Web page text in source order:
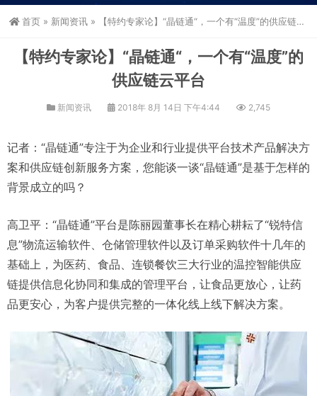
首页 » 新闻资讯 » 【特约专家论】“晶链通“，一个有“温度”的供应链云平台
【特约专家论】“晶链通“，一个有“温度”的
供应链云平台
新闻资讯 2018年 8月 14日 下午4:44 2,745
记者：“晶链通”专注于为企业和行业提供平台技术产品解决方
案和供应链创新服务方案，您能谈一谈“晶链通”是基于怎样的
背景成立的吗？
高卫平：“晶链通”平台是陈丽园董事长在精心耕耘了“锐特信
息”物流运输软件、仓储管理软件以及订单采购软件十几年的
基础上，为医药、食品、连锁餐饮三大行业的温控智能供应
链提供信息化协同和集成的管理平台，让食品更放心，让药
品更安心，为客户提供完整的一体化线上线下解决方案。